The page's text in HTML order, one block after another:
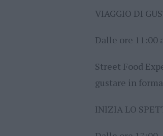
VIAGGIO DI
Dalle ore 11:00
Street Food
gustare in
INIZIA LO